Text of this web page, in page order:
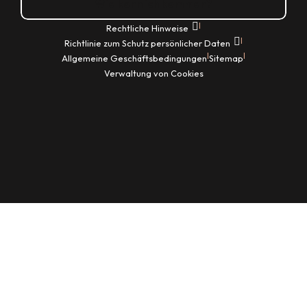
Rechtliche Hinweise |
Richtlinie zum Schutz persönlicher Daten |
Allgemeine Geschäftsbedingungen|Sitemap|
Verwaltung von Cookies